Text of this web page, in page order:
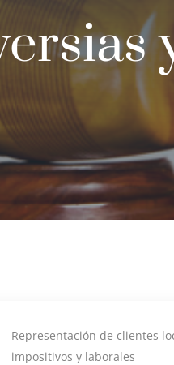
Representación de clientes
impositivos y laborales